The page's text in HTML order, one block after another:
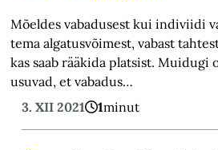
Mõeldes vabadusest kui indiviidi
tema algatusvõimest, vabast
kas saab rääkida platsist. Muidugi
usuvad, et vabadus…
3. XII 2021
1minut